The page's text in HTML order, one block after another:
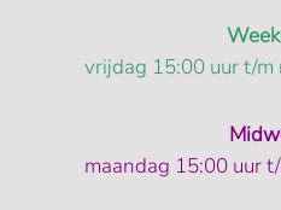
vrijdag 15:00 uur t/m
maandag 15:00 uur